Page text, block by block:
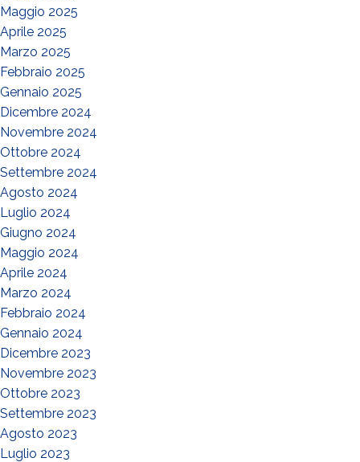
Maggio 2025
Aprile 2025
Marzo 2025
Febbraio 2025
Gennaio 2025
Dicembre 2024
Novembre 2024
Ottobre 2024
Settembre 2024
Agosto 2024
Luglio 2024
Giugno 2024
Maggio 2024
Aprile 2024
Marzo 2024
Febbraio 2024
Gennaio 2024
Dicembre 2023
Novembre 2023
Ottobre 2023
Settembre 2023
Agosto 2023
Luglio 2023